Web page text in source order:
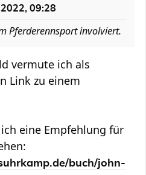
09:28
Pferderennsport involviert.
vermute ich als
Link zu einem
eine Empfehlung für
buch/john-